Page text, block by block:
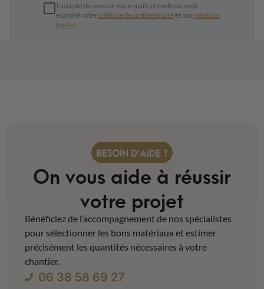
J'accepte de recevoir vos e-mails et confirme avoir
examiné notre politique de confidentialité et nos mentions
légales
BESOIN D'AIDE ?
On vous aide à réussir
votre projet
Bénéficiez de l’accompagnement de nos spécialistes
pour sélectionner les bons matériaux et estimer
précisément les quantités nécessaires à votre
chantier.
06 38 58 69 27